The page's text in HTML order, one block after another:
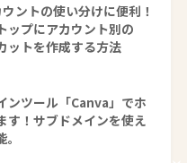
ントの使い分けに便利！
ップにアカウント別の
ットを作成する方法
ンツール「Canva」でホ
す！サブドメインを使え